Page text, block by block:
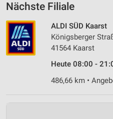
Nächste Filiale
ALDI SÜD Kaarst
Königsberger
41564 Kaarst
Heute 08:00 -
486,66 km •